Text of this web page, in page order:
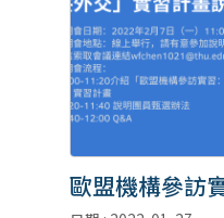
歐盟機構參訪